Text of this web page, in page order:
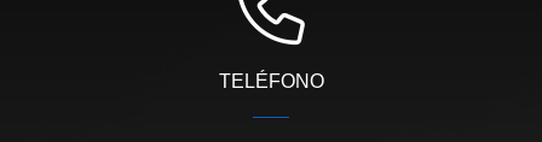
TELÉFONO